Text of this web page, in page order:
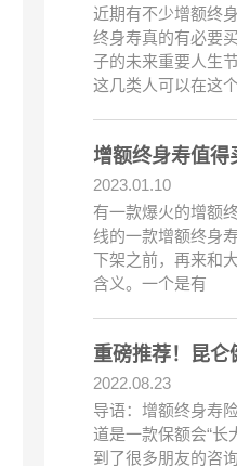
近期有不少增额终
终身寿真的有必要
子的未来重要人生
这几类人可以在这
增额终身寿值得
2023.01.10
有一款爆火的增额
线的一款增额终身
下架之前，再来和
含义。一个是有
重磅推荐！昆仑
2022.08.23
导语：增额终身寿
道是一款保额会“长
到了很多朋友的咨